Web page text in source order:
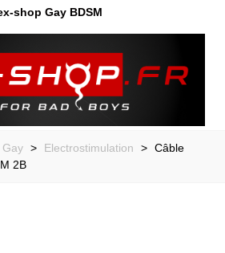
shop Gay BDSM
Gay > Electrostimulation > Câble
2B